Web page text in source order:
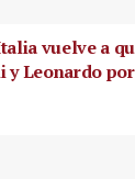
vuelve a
y Leonardo